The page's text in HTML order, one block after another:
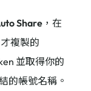
Share ，在
複製的
並取得你的
的帳號名稱。